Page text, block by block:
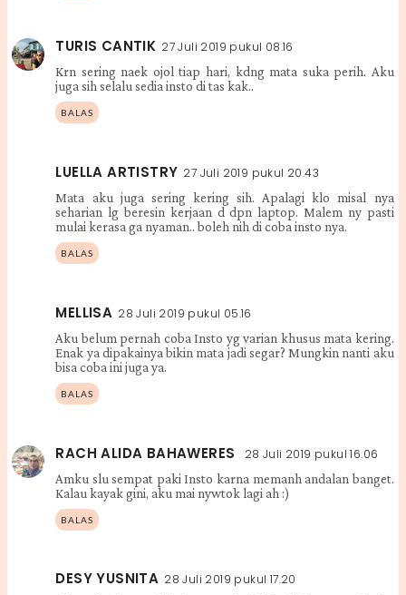
TURIS CANTIK 27 Juli 2019 pukul 08.16
Krn sering naek ojol tiap hari, kdng mata suka perih. Aku
juga sih selalu sedia insto di tas kak..
BALAS
LUELLA ARTISTRY 27 Juli 2019 pukul 20.43
Mata aku juga sering kering sih. Apalagi klo misal nya
seharian lg beresin kerjaan d dpn laptop. Malem ny pasti
mulai kerasa ga nyaman.. boleh nih di coba insto nya.
BALAS
MELLISA 28 Juli 2019 pukul 05.16
Aku belum pernah coba Insto yg varian khusus mata kering.
Enak ya dipakainya bikin mata jadi segar? Mungkin nanti aku
bisa coba ini juga ya.
BALAS
RACH ALIDA BAHAWERES 28 Juli 2019 pukul 16.06
Amku slu sempat paki Insto karna memanh andalan banget.
Kalau kayak gini, aku mai nywtok lagi ah :)
BALAS
DESY YUSNITA 28 Juli 2019 pukul 17.20